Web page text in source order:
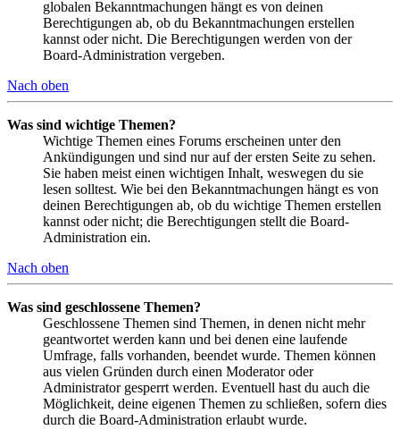
globalen Bekanntmachungen hängt es von deinen
Berechtigungen ab, ob du Bekanntmachungen erstellen
kannst oder nicht. Die Berechtigungen werden von der
Board-Administration vergeben.
Nach oben
Was sind wichtige Themen?
Wichtige Themen eines Forums erscheinen unter den
Ankündigungen und sind nur auf der ersten Seite zu sehen.
Sie haben meist einen wichtigen Inhalt, weswegen du sie
lesen solltest. Wie bei den Bekanntmachungen hängt es von
deinen Berechtigungen ab, ob du wichtige Themen erstellen
kannst oder nicht; die Berechtigungen stellt die Board-
Administration ein.
Nach oben
Was sind geschlossene Themen?
Geschlossene Themen sind Themen, in denen nicht mehr
geantwortet werden kann und bei denen eine laufende
Umfrage, falls vorhanden, beendet wurde. Themen können
aus vielen Gründen durch einen Moderator oder
Administrator gesperrt werden. Eventuell hast du auch die
Möglichkeit, deine eigenen Themen zu schließen, sofern dies
durch die Board-Administration erlaubt wurde.